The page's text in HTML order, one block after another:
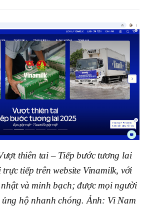
thiên tai – Tiếp bước tương lai
tiếp trên website Vinamilk, với
và minh bạch; được mọi người
hộ nhanh chóng. Ảnh: Vi Nam